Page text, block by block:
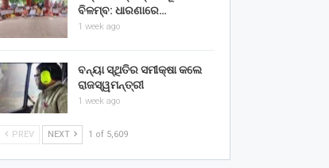
ବିଳମ୍ବ: ଧାରଣାରେ…
1 week ago
ବନ୍ୟା ସ୍ଥିତିର ସମୀକ୍ଷା କଲେ
ରାଜସ୍ୱମନ୍ତ୍ରୀ
1 week ago
PREV NEXT 1 of 5,609